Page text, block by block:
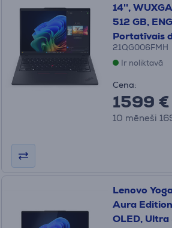
14'',
512 GB,
Portatīvais
21QG006FMH
Ir noliktavā
Cena:
1599 €
10 mēneši
Lenovo
Aura
OLED, Ultra